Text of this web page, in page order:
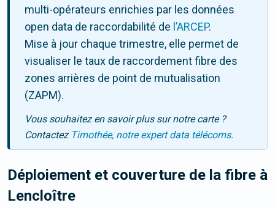
multi-opérateurs enrichies par les données
open data de raccordabilité de l’ARCEP.
Mise à jour chaque trimestre, elle permet de
visualiser le taux de raccordement fibre des
zones arrières de point de mutualisation
(ZAPM).
Vous souhaitez en savoir plus sur notre carte ?
Contactez Timothée, notre expert data télécoms.
Déploiement et couverture de la fibre à
Lencloître